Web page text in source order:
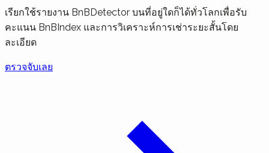
เรียกใช้รายงาน BnBDetector บนที่อยู่ใดก็ได้ทั่วโลกเพื่อรับ
คะแนน BnBIndex และการวิเคราะห์การเช่าระยะสั้นโดย
ละเอียด
ตรวจจับเลย